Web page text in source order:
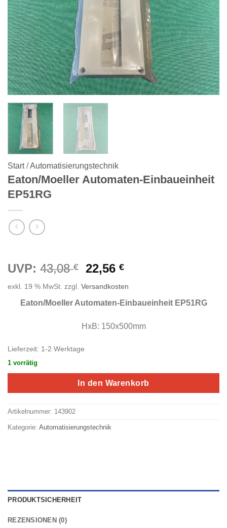
Start /Automatisierungstechnik
Eaton/Moeller Automaten-Einbaueinheit
EP51RG
UVP: 43,08€
Ursprünglicher
war:
43,08 €
22,56€Aktueller
ist:
22,56 €.
exkl. 19 % MwSt. zzgl. Versandkosten
Eaton/Moeller Automaten-Einbaueinheit EP51RG
HxB: 150x500mm
Lieferzeit: 1-2 Werktage
1 vorrätig
In den Warenkorb
Artikelnummer: 143902
Kategorie: Automatisierungstechnik
PRODUKTSICHERHEIT
REZENSIONEN (0)